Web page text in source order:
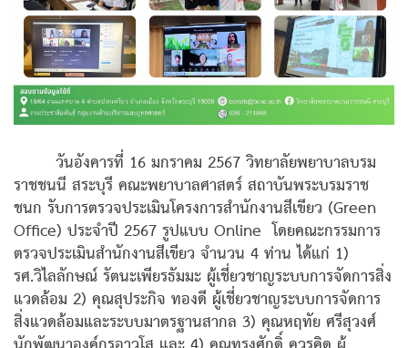
วันอังคารที่ 16 มกราคม 2567 วิทยาลัยพยาบาลบรม
ราชชนนี สระบุรี คณะพยาบาลศาสตร์ สถาบันพระบรมราช
ชนก รับการตรวจประเมินโครงการสำนักงานสีเขียว (Green
Office) ประจำปี 2567 รูปแบบ Online โดยคณะกรรมการ
ตรวจประเมินสำนักงานสีเขียว จำนวน 4 ท่าน ได้แก่ 1)
รศ.วิไลลักษณ์ รัตนะเพียรธัมมะ ผู้เชี่ยวชาญระบบการจัดการสิ่ง
แวดล้อม 2) คุณสุประกิจ ทองดี ผู้เชี่ยวชาญระบบการจัดการ
สิ่งแวดล้อมและระบบมาตรฐานสากล 3) คุณหฤทัย ศรีสุวงศ์